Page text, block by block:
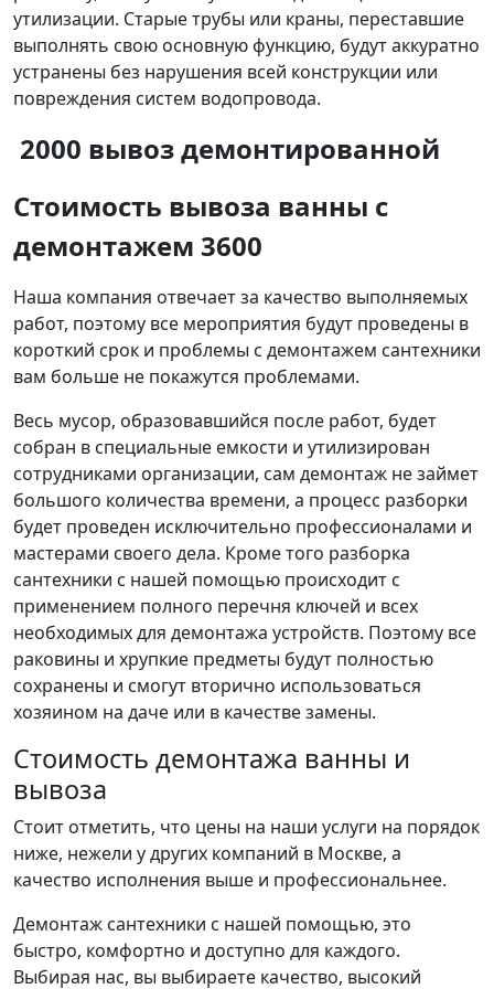
утилизации. Старые трубы или краны, переставшие
выполнять свою основную функцию, будут аккуратно
устранены без нарушения всей конструкции или
повреждения систем водопровода.
2000 вывоз демонтированной
Стоимость вывоза ванны с
демонтажем 3600
Наша компания отвечает за качество выполняемых
работ, поэтому все мероприятия будут проведены в
короткий срок и проблемы с демонтажем сантехники
вам больше не покажутся проблемами.
Весь мусор, образовавшийся после работ, будет
собран в специальные емкости и утилизирован
сотрудниками организации, сам демонтаж не займет
большого количества времени, а процесс разборки
будет проведен исключительно профессионалами и
мастерами своего дела. Кроме того разборка
сантехники с нашей помощью происходит с
применением полного перечня ключей и всех
необходимых для демонтажа устройств. Поэтому все
раковины и хрупкие предметы будут полностью
сохранены и смогут вторично использоваться
хозяином на даче или в качестве замены.
Стоимость демонтажа ванны и
вывоза
Стоит отметить, что цены на наши услуги на порядок
ниже, нежели у других компаний в Москве, а
качество исполнения выше и профессиональнее.
Демонтаж сантехники с нашей помощью, это
быстро, комфортно и доступно для каждого.
Выбирая нас, вы выбираете качество, высокий